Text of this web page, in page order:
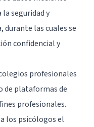
seguridad y
durante las cuales se
confidencial y
profesionales
de plataformas de
profesionales.
los psicólogos el